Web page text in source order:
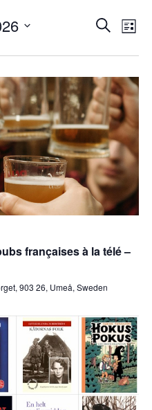
et
de
vues
Recherche
de
Liste
françaises à la télé –
903 26, Umeå, Sweden